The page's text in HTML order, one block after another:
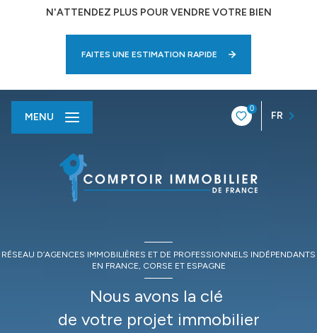
N'ATTENDEZ PLUS POUR VENDRE VOTRE BIEN
FAITES UNE ESTIMATION RAPIDE
0
FR
MENU
RÉSEAU D’AGENCES IMMOBILIÈRES ET DE PROFESSIONNELS INDÉPENDANTS
EN FRANCE, CORSE ET ESPAGNE
Nous avons la clé
de votre projet immobilier